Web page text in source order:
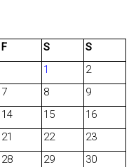
F S
S
1
2
7 8
9
14 15
16
21 22
23
28 29
30